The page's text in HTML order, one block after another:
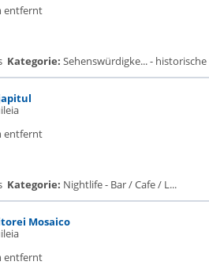
entfernt
Kategorie: Sehenswürdigke... - historische
entfernt
Kategorie: Nightlife - Bar / Cafe / L...
Mosaico
entfernt